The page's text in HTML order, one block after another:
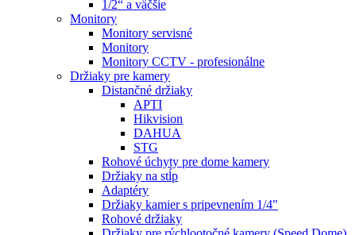
1/2“ a väčšie
Monitory
Monitory servisné
Monitory
Monitory CCTV - profesionálne
Držiaky pre kamery
Distančné držiaky
APTI
Hikvision
DAHUA
STG
Rohové úchyty pre dome kamery
Držiaky na stĺp
Adaptéry
Držiaky kamier s pripevnením 1/4"
Rohové držiaky